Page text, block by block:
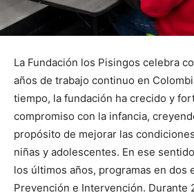
La Fundación los Pisingos celebra
años de trabajo continuo en
tiempo, la fundación ha crecido y
compromiso con la infancia,
propósito de mejorar las
niñas y adolescentes. En ese
los últimos años, programas en dos
Prevención e Intervención. Durante